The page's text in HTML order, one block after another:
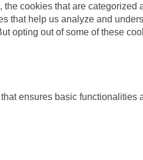
cookies that are categorized
that help us analyze and
opting out of some of these
ensures basic functionalities